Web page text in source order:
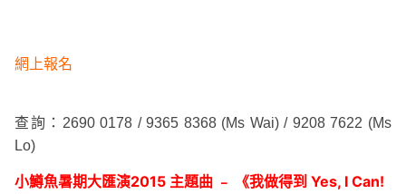
網上報名
查詢：2690 0178 / 9365 8368 (Ms Wai) / 9208 7622 (Ms
Lo)
小鱒魚暑期大匯演2015 主題曲 ﹣ 《我做得到 Yes, I Can!